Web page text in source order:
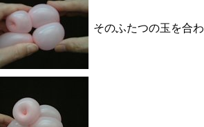
そのふたつの玉を合